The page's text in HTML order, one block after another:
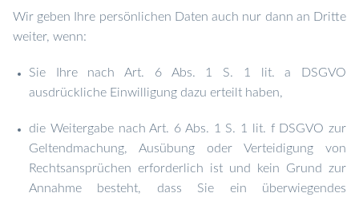
Wir geben Ihre persönlichen Daten auch nur dann an Dritte
weiter, wenn:
Sie Ihre nach Art. 6 Abs. 1 S. 1 lit. a DSGVO
ausdrückliche Einwilligung dazu erteilt haben,
die Weitergabe nach Art. 6 Abs. 1 S. 1 lit. f DSGVO zur
Geltendmachung, Ausübung oder Verteidigung von
Rechtsansprüchen erforderlich ist und kein Grund zur
Annahme besteht, dass Sie ein überwiegendes